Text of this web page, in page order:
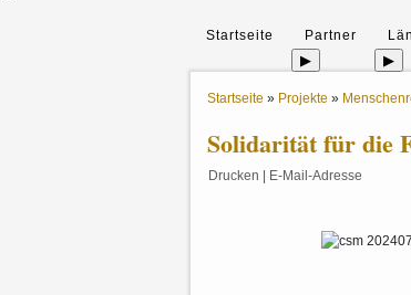
Startseite Partner
▶ ▶
Startseite » Projekte »
Solidarität für die
Drucken E-Mail-Adresse